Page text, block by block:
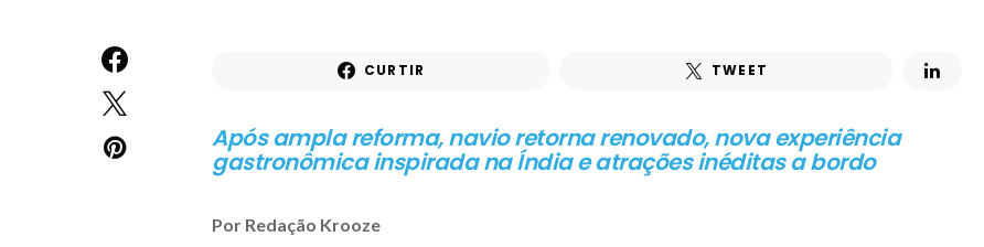
CURTIR TWEET
Após ampla reforma, navio retorna renovado, nova experiência
gastronômica inspirada na Índia e atrações inéditas a bordo
Por Redação Krooze